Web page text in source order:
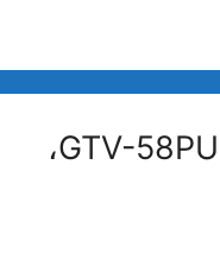
جی پلاس مدل GTV-58PU724S،